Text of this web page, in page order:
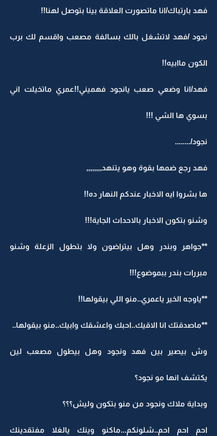
فهد بارتباك/انا ماتصورت العلاقة بينا بتوصل لهنا!!
نجود /فهد لاتشغل بالك بسالفة مصعب واقسم لك برب
الكون ماابيه!!
فهد/انا وضعي صعب يانجود فهميني!!عمري ماتخيلت اني
بسوي ها الشي !!!
نجود/........
فهد رجع ضمها بقوة وهو يتنهد,,,,,,,,
ها بشروا ايه الاخبار عندكم النهار ده!!
وشنو بتكون الاخبار بالاحداث الجاية!!!
**جواهر وبندر وهل بيتراضون ولا بتطول الزعلة وشنو
مبررات بندر ببموضوع!!!
**ياوجه الخير ياعمري..منو اللي بيقولها!!
**ماصدقتك انا الاقيك..احبك واعشقك وابيك..منو بيقولها..
وش بيصير بين فهد ونجود وهل بيطول مصعب لين
يكتشف انها مو نجود؟
وبداية ملاك ونجود من منو بتكون وليش؟؟؟
احم احم احم..شلونكم...ماكنو وينك يالغلا مفتقدينك